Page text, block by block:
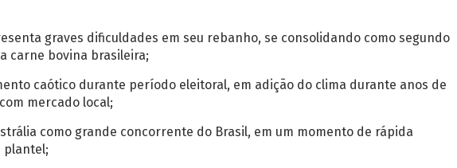
graves dificuldades em seu rebanho, se consolidando como segundo
carne bovina brasileira;
caótico durante período eleitoral, em adição do clima durante anos de
mercado local;
como grande concorrente do Brasil, em um momento de rápida
plantel;